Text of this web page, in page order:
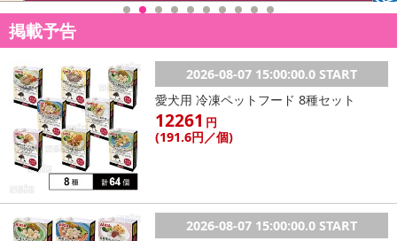
掲載予告
2026-08-07 15:00:00.0 START
愛犬用 冷凍ペットフード 8種セット
12261 円
(191.6円 ／個)
2026-08-07 15:00:00.0 START